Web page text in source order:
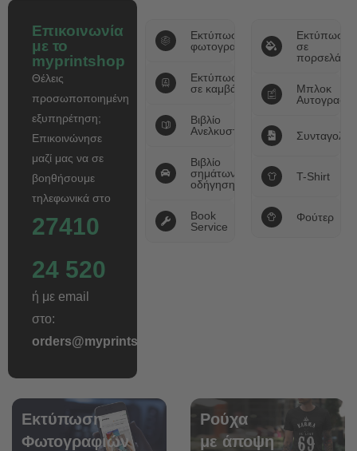
Επικοινωνία
με το
myprintshop
Θέλεις
προσωποποιημένη
εξυπηρέτηση;
Επικοινώνησε
μαζί μας να σε
βοηθήσουμε
τηλεφωνικά στο
27410
24 520
ή με email
στο:
orders@myprintshop.gr
Εκτύπωση
φωτογραφιών
Εκτύπωση
σε καμβά
Βιβλίο
Ανελκυστήρων
Βιβλίο
σημάτων
οδήγησης
Book
Service
Εκτύπωση
σε
πορσελάνη
Μπλοκ
T-Shirt
Φούτερ
Εκτύπωση
Φωτογραφιών
Ρούχα
με άποψη